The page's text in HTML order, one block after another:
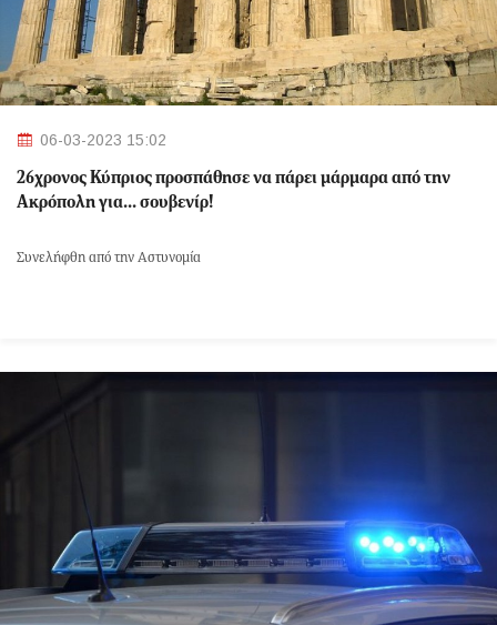
06-03-2023 15:02
26χρονος Κύπριος προσπάθησε να πάρει μάρμαρα από την
Ακρόπολη για... σουβενίρ!
Συνελήφθη από την Αστυνομία